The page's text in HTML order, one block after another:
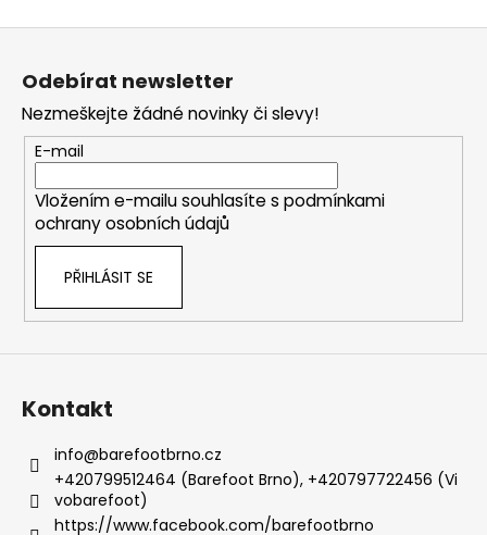
Z
Odebírat newsletter
Nezmeškejte žádné novinky či slevy!
E-mail
Vložením e-mailu souhlasíte s podmínkami
ochrany osobních údajů
PŘIHLÁSIT SE
Kontakt
info@barefootbrno.cz
+420799512464 (Barefoot Brno), +420797722456 (Vi
vobarefoot)
https://www.facebook.com/barefootbrno